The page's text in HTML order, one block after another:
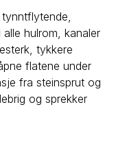
hulrom, kanaler
tykkere
flatene under
fra steinsprut og
og sprekker